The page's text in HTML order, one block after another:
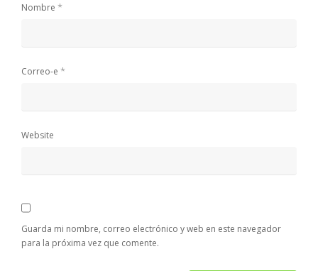
Nombre *
Correo-e *
Website
Guarda mi nombre, correo electrónico y web en este navegador
para la próxima vez que comente.